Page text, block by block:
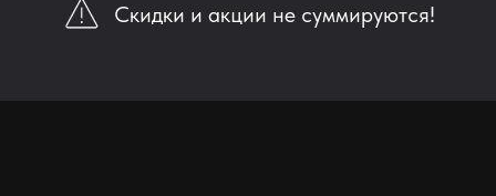
Скидки и акции не суммируются!